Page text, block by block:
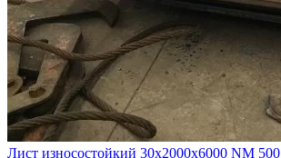
Лист износостойкий 30х2000х6000 NM 500